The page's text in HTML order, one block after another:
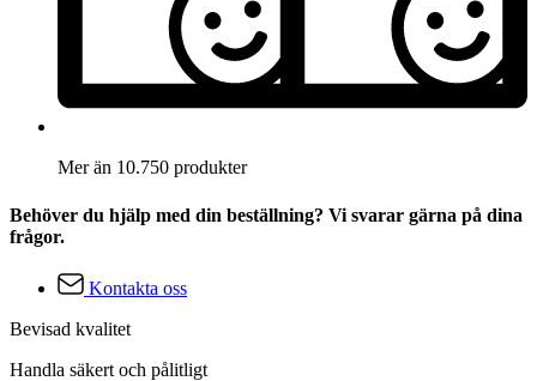
Mer än 10.750 produkter
Behöver du hjälp med din beställning? Vi svarar gärna på dina
frågor.
Kontakta oss
Bevisad kvalitet
Handla säkert och pålitligt